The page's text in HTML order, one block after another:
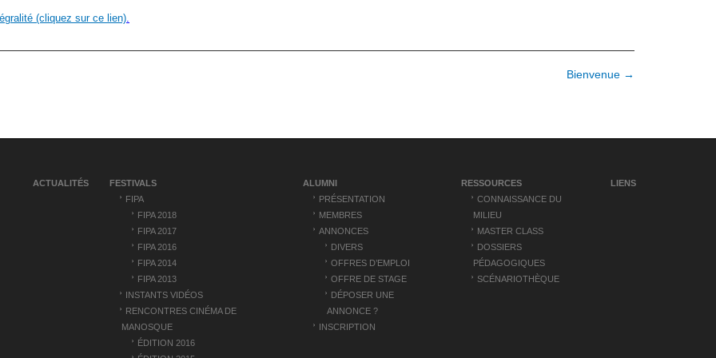
(cliquez sur ce lien).
Bienvenue →
ACTUALITÉS
FESTIVALS
FIPA
FIPA 2018
FIPA 2017
FIPA 2016
FIPA 2014
FIPA 2013
INSTANTS VIDÉOS
RENCONTRES CINÉMA DE
MANOSQUE
ÉDITION 2016
ALUMNI
PRÉSENTATION
MEMBRES
ANNONCES
DIVERS
OFFRES D’EMPLOI
OFFRE DE STAGE
DÉPOSER UNE
ANNONCE ?
INSCRIPTION
RESSOURCES
CONNAISSANCE DU
MILIEU
MASTER CLASS
DOSSIERS
PÉDAGOGIQUES
SCÉNARIOTHÈQUE
LIENS